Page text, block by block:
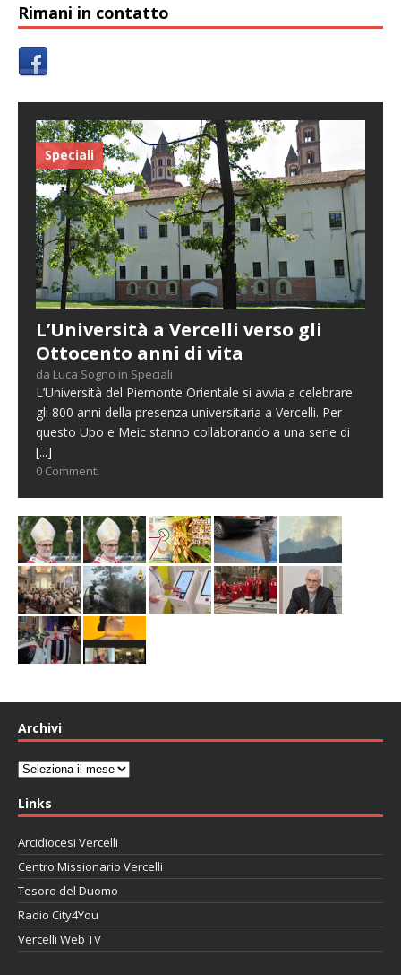
Rimani in contatto
Speciali
L’Università a Vercelli verso gli
Ottocento anni di vita
da Luca Sogno in Speciali
L’Università del Piemonte Orientale si avvia a celebrare
gli 800 anni della presenza universitaria a Vercelli. Per
questo Upo e Meic stanno collaborando a una serie di
[...]
0 Commenti
Archivi
Archivi
Links
Arcidiocesi Vercelli
Centro Missionario Vercelli
Tesoro del Duomo
Radio City4You
Vercelli Web TV